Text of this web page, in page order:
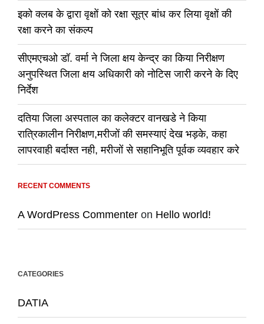
इको क्लब के द्वारा वृक्षों को रक्षा सूत्र बांध कर लिया वृक्षों की
रक्षा करने का संकल्प
सीएमएचओ डॉ. वर्मा ने जिला क्षय केन्द्र का किया निरीक्षण
अनुपस्थित जिला क्षय अधिकारी को नोटिस जारी करने के दिए
निर्देश
दतिया जिला अस्पताल का कलेक्टर वानखडे ने किया
रात्रिकालीन निरीक्षण,मरीजों की समस्याएं देख भड़के, कहा
लापरवाही बर्दाश्त नही, मरीजों से सहानिभूति पूर्वक व्यवहार करे
RECENT COMMENTS
A WordPress Commenter on Hello world!
CATEGORIES
DATIA